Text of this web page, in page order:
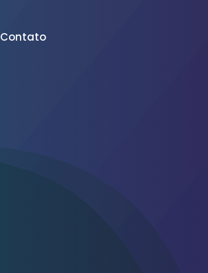
Contato